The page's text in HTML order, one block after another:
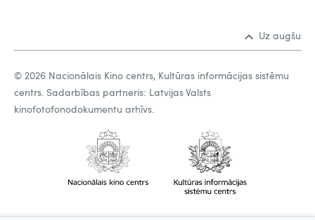
Uz augšu
© 2026 Nacionālais Kino centrs, Kultūras informācijas sistēmu
centrs. Sadarbības partneris: Latvijas Valsts
kinofotofonodokumentu arhīvs.